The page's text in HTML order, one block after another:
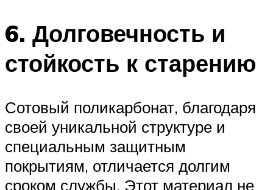
6. Долговечность и
стойкость к старению
Сотовый поликарбонат, благодаря
своей уникальной структуре и
специальным защитным
покрытиям, отличается долгим
сроком службы. Этот материал не